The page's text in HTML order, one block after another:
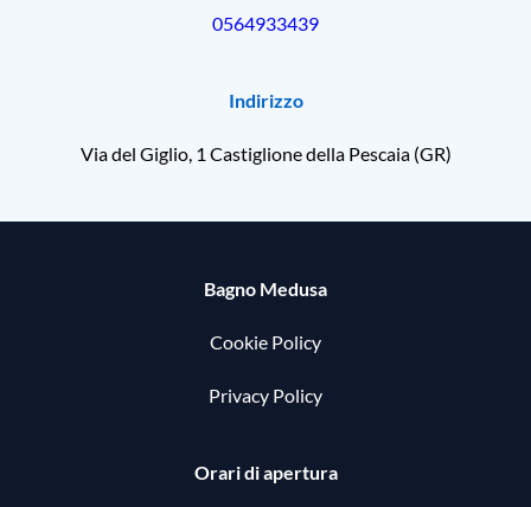
0564933439
Indirizzo
Via del Giglio, 1 Castiglione della Pescaia (GR)
Bagno Medusa
Cookie Policy
Privacy Policy
Orari di apertura